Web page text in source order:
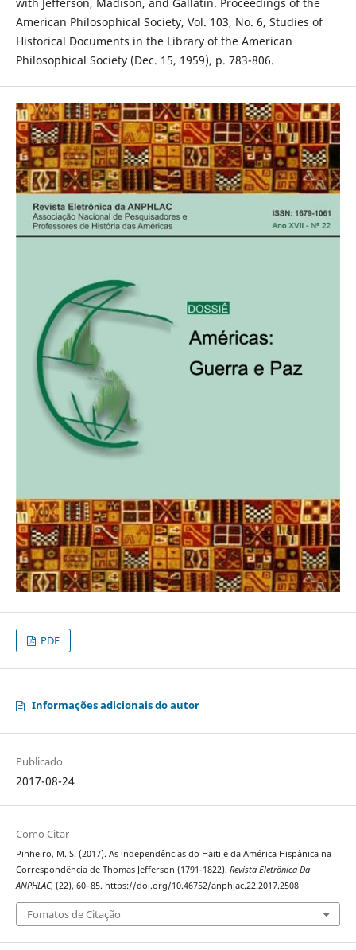
with Jefferson, Madison, and Gallatin. Proceedings of the
American Philosophical Society, Vol. 103, No. 6, Studies of
Historical Documents in the Library of the American
Philosophical Society (Dec. 15, 1959), p. 783-806.
PDF
Informações adicionais do autor
Publicado
2017-08-24
Como Citar
Pinheiro, M. S. (2017). As independências do Haiti e da América Hispânica na
Correspondência de Thomas Jefferson (1791-1822). Revista Eletrônica Da
ANPHLAC, (22), 60–85. https://doi.org/10.46752/anphlac.22.2017.2508
Fomatos de Citação